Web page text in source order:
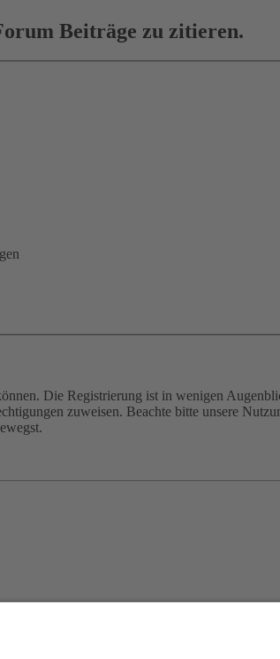
Beiträge zu zitieren.
Die Registrierung ist in wenigen
zuweisen. Beachte bitte unsere